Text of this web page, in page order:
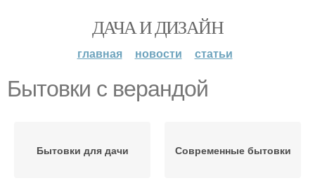
ДАЧА И ДИЗАЙН
главная новости статьи
Бытовки с верандой
Бытовки для дачи Современные бытовки